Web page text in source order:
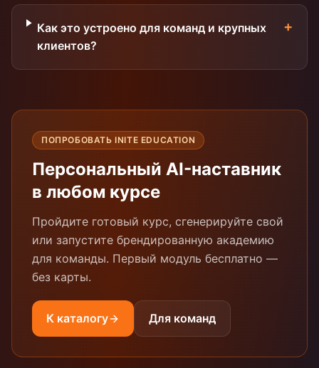
Как это устроено для команд и крупных
клиентов?
+
ПОПРОБОВАТЬ INITE EDUCATION
Персональный AI-наставник
в любом курсе
Пройдите готовый курс, сгенерируйте свой
или запустите брендированную академию
для команды. Первый модуль бесплатно —
без карты.
К каталогу Для команд